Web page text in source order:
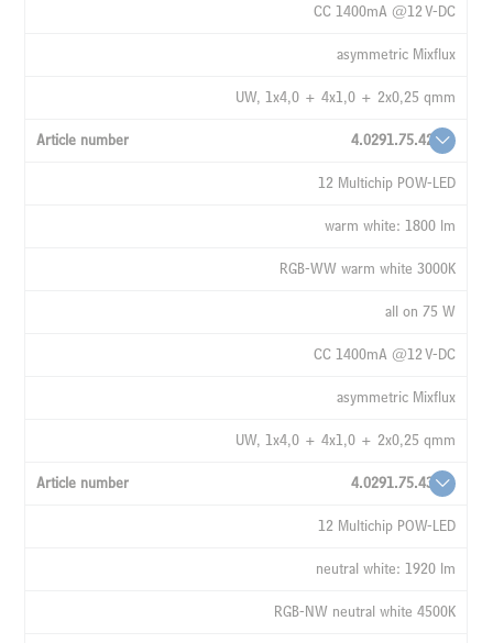
CC 1400mA @12 V-DC
asymmetric Mixflux
UW, 1x4,0 + 4x1,0 + 2x0,25 qmm
4.0291.75.42
12 Multichip POW-LED
warm white: 1800 lm
RGB-WW warm white 3000K
all on 75 W
CC 1400mA @12 V-DC
asymmetric Mixflux
UW, 1x4,0 + 4x1,0 + 2x0,25 qmm
4.0291.75.43
12 Multichip POW-LED
neutral white: 1920 lm
RGB-NW neutral white 4500K